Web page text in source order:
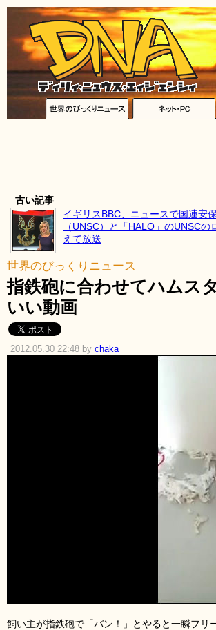
古い記事
イギリスBBC、ニュースで国連安
（UNSC）と「HALO」のUNSCの
えて放送
世界のびっくりニュース
指鉄砲に合わせてハムス
いい動画
2012.05.30 22:48 by chaka
飼い主が指鉄砲で「バン！」とやると一瞬フ